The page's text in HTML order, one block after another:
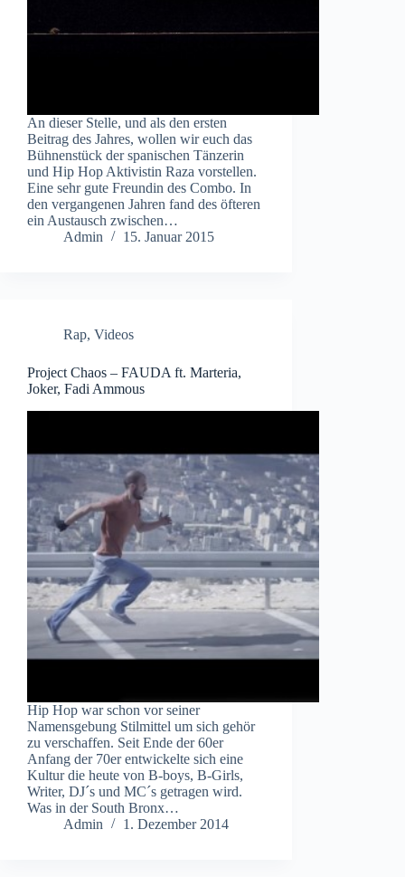
An dieser Stelle, und als den ersten
Beitrag des Jahres, wollen wir euch das
Bühnenstück der spanischen Tänzerin
und Hip Hop Aktivistin Raza vorstellen.
Eine sehr gute Freundin des Combo. In
den vergangenen Jahren fand des öfteren
ein Austausch zwischen…
Admin
15. Januar 2015
Rap, Videos
Project Chaos – FAUDA ft. Marteria,
Joker, Fadi Ammous
Hip Hop war schon vor seiner
Namensgebung Stilmittel um sich gehör
zu verschaffen. Seit Ende der 60er
Anfang der 70er entwickelte sich eine
Kultur die heute von B-boys, B-Girls,
Writer, DJ´s und MC´s getragen wird.
Was in der South Bronx…
Admin
1. Dezember 2014